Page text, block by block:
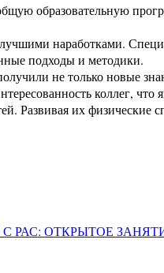
образовательную
лучшими наработками.
подходы и методики.
не только новые
коллег, что
их физические
ОТКРЫТОЕ